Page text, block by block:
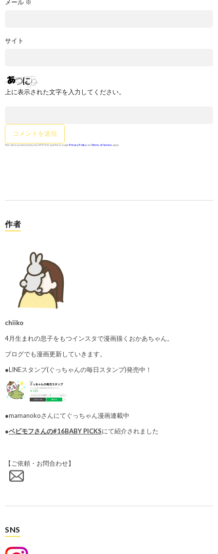
メール ※
サイト
上に表示された文字を入力してください。
This site is protected by reCAPTCHA and the GooglePrivacy Policy andTerms of Service apply.
作者
chiiko
4月生まれの息子をもつインスタで漫画描くおかあちゃん。
ブログでも漫画更新していきます。
●LINEスタンプ(ぐっちゃんの毎日スタンプ)発売中！
●mamanokoさんにてぐっちゃん漫画連載中
●ベビモフさんの#16BABY PICKSにて紹介されました
【ご依頼・お問合わせ】
SNS